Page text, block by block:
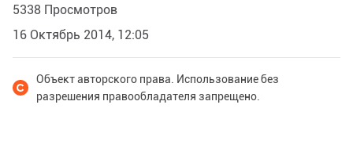
5338 Просмотров
16 Октябрь 2014, 12:05
Объект авторского права. Использование без
разрешения правообладателя запрещено.